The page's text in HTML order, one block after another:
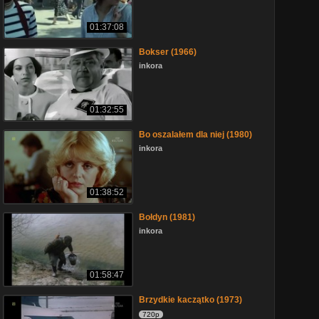
01:37:08
01:32:55
Bokser (1966)
inkora
01:38:52
Bo oszalałem dla niej (1980)
inkora
01:58:47
Bołdyn (1981)
inkora
Brzydkie kaczątko (1973)
720p